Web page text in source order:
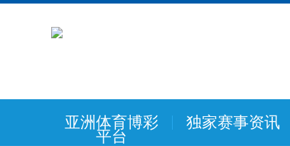
亚洲体育博彩
平台
独家赛事资讯